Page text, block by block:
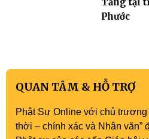
Phước
QUAN TÂM & HỖ TRỢ
Phật Sự Online với chủ trương
thời – chính xác và Nhân văn”